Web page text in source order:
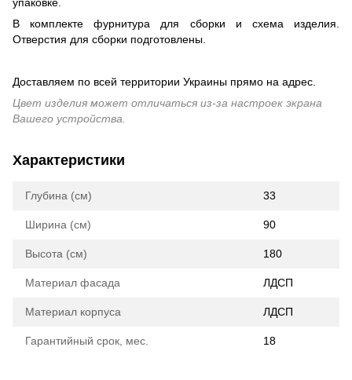
В комплекте фурнитура для сборки и схема изделия.
Отверстия для сборки подготовлены.
Доставляем по всей территории Украины прямо на адрес.
Цвет изделия может отличаться из-за настроек экрана
Вашего устройства.
Характеристики
Глубина (см) 33
Ширина (см) 90
Высота (см) 180
Материал фасада ЛДСП
Материал корпуса ЛДСП
Гарантийный срок, мес. 18